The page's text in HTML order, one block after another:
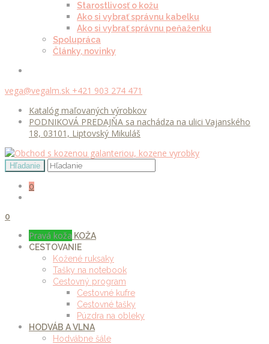
Starostlivosť o kožu
Ako si vybrať správnu kabelku
Ako si vybrať správnu peňaženku
Spolupráca
Články, novinky
vega@vegalm.sk +421 903 274 471
Katalóg maľovaných výrobkov
PODNIKOVÁ PREDAJŇA sa nachádza na ulici Vajanského
18, 03101, Liptovský Mikuláš
0
0
Pravá koža KOŽA
CESTOVANIE
Kožené ruksaky
Tašky na notebook
Cestovný program
Cestovné kufre
Cestovné tašky
Púzdra na obleky
HODVÁB A VLNA
Hodvábne šále